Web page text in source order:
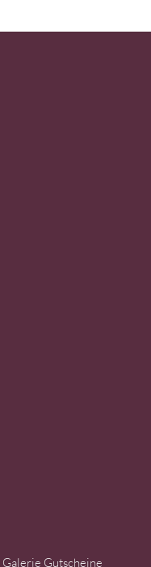
Galerie Gutscheine